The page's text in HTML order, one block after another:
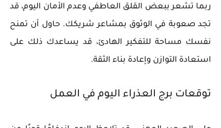
ربما تشعر ببعض القلق العاطفي وعدم الأمان اليوم، قد
تجد صعوبة في الوثوق بمشاعر شريكك. حاول أن تمنح
نفسك مساحة للتفكير الهادئ، قد يساعدك ذلك على
استعادة التوازن وإعادة بناء الثقة.
توقعات برج العذراء اليوم في العمل